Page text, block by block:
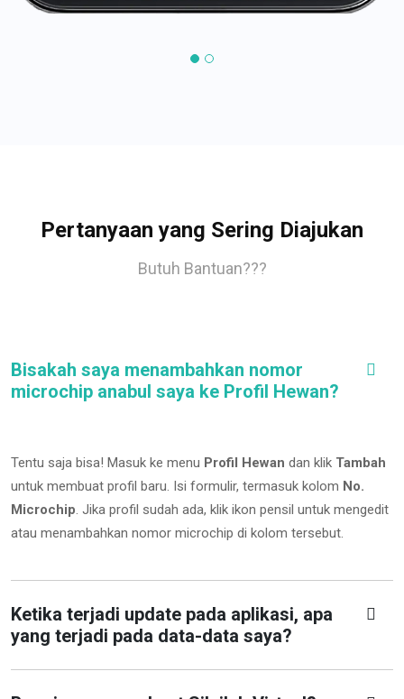
Pertanyaan yang Sering Diajukan
Butuh Bantuan???
Bisakah saya menambahkan nomor
microchip anabul saya ke Profil Hewan?
Tentu saja bisa! Masuk ke menu Profil Hewan dan klik Tambah
untuk membuat profil baru. Isi formulir, termasuk kolom No.
Microchip. Jika profil sudah ada, klik ikon pensil untuk mengedit
atau menambahkan nomor microchip di kolom tersebut.
Ketika terjadi update pada aplikasi, apa
yang terjadi pada data-data saya?